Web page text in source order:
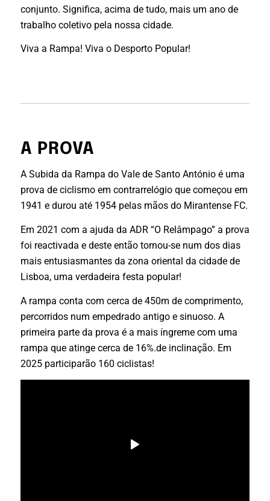
conjunto. Significa, acima de tudo, mais um ano de
trabalho coletivo pela nossa cidade.
Viva a Rampa! Viva o Desporto Popular!
A PROVA
A Subida da Rampa do Vale de Santo António é uma
prova de ciclismo em contrarrelógio que começou em
1941 e durou até 1954 pelas mãos do Mirantense FC.
Em 2021 com a ajuda da ADR “O Relâmpago” a prova
foi reactivada e deste então tornou-se num dos dias
mais entusiasmantes da zona oriental da cidade de
Lisboa, uma verdadeira festa popular!
A rampa conta com cerca de 450m de comprimento,
percorridos num empedrado antigo e sinuoso. A
primeira parte da prova é a mais íngreme com uma
rampa que atinge cerca de 16%.de inclinação. Em
2025 participarão 160 ciclistas!